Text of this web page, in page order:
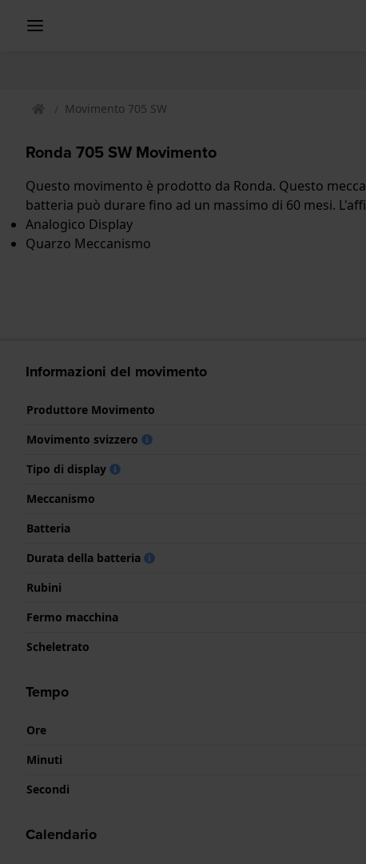
Movimento 705 SW
Ronda 705 SW Movimento
Questo movimento è prodotto da Ronda. Questo
batteria può durare fino ad un massimo di 60 mesi.
Analogico Display
Quarzo Meccanismo
Informazioni del movimento
Produttore Movimento
Movimento svizzero
Tipo di display
Meccanismo
Batteria
Durata della batteria
Rubini
Fermo macchina
Scheletrato
Tempo
Ore
Minuti
Secondi
Calendario